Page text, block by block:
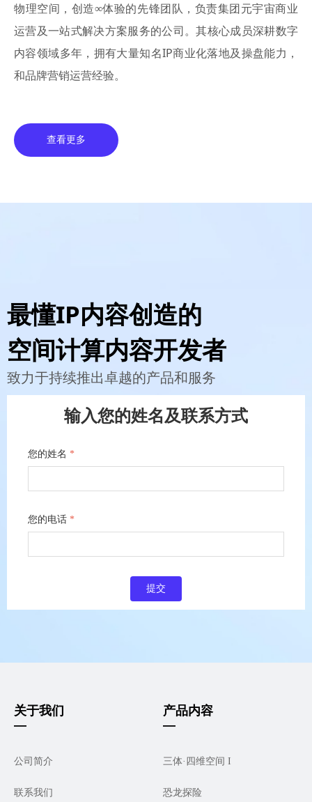
物理空间，创造∞体验的先锋团队，负责集团元宇宙商业
运营及一站式解决方案服务的公司。其核心成员深耕数字
内容领域多年，拥有大量知名IP商业化落地及操盘能力，
和品牌营销运营经验。
查看更多
最懂IP内容创造的
空间计算内容开发者
致力于持续推出卓越的产品和服务
输入您的姓名及联系方式
您的姓名 *
您的电话 *
提交
关于我们
—
公司简介
联系我们
产品内容
—
三体·四维空间 I
恐龙探险